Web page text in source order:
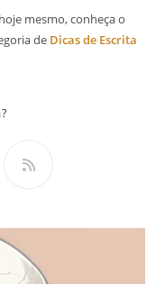
mesmo, conheça o
de Dicas de Escrita
uma
nova